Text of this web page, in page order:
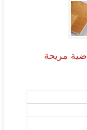
مريحة